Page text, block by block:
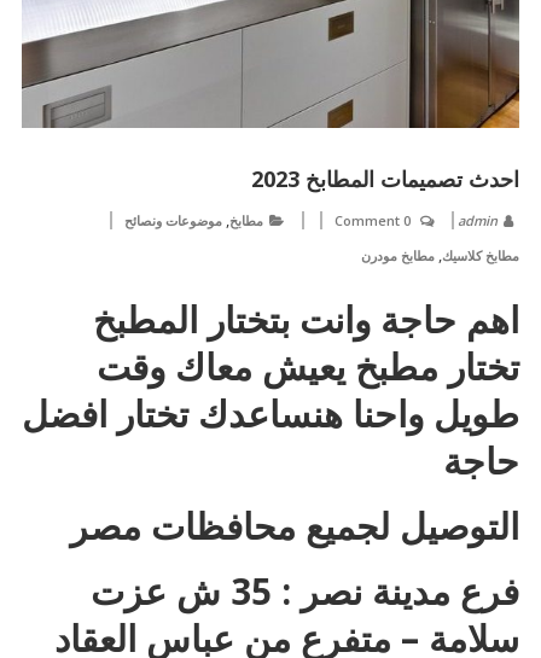
احدث تصميمات المطابخ 2023
admin
0 Comment مطابخ, موضوعات ونصائح
مطابخ كلاسيك, مطابخ مودرن
اهم حاجة وانت بتختار المطبخ
تختار مطبخ يعيش معاك وقت
طويل واحنا هنساعدك تختار افضل
حاجة
التوصيل لجميع محافظات مصر
فرع مدينة نصر : 35 ش عزت
سلامة – متفرع من عباس العقاد